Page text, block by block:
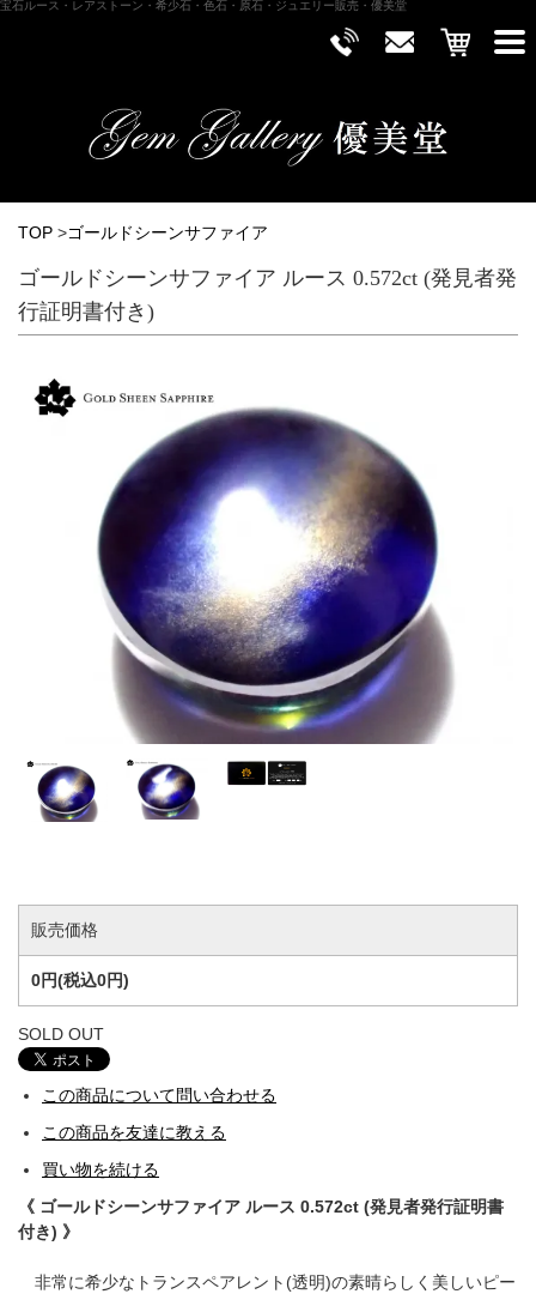
宝石ルース・レアストーン・希少石・色石・原石・ジュエリー販売・優美堂
TOP >ゴールドシーンサファイア
ゴールドシーンサファイア ルース 0.572ct (発見者発
行証明書付き)
販売価格
0円(税込0円)
SOLD OUT
この商品について問い合わせる
この商品を友達に教える
買い物を続ける
《 ゴールドシーンサファイア ルース 0.572ct (発見者発行証明書
付き) 》
非常に希少なトランスペアレント(透明)の素晴らしく美しいピー